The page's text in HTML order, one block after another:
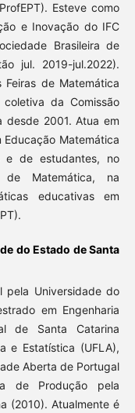
Esteve como
e Inovação do IFC
Brasileira de
jul. 2019-jul.2022).
de Matemática
da Comissão
desde 2001. Atua em
Matemática
e de estudantes, no
Matemática, na
educativas em
do Estado de Santa
pela Universidade do
em Engenharia
de Santa Catarina
e Estatística (UFLA),
Aberta de Portugal
de Produção pela
(2010). Atualmente é